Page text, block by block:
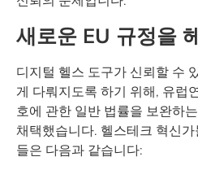
새로운 EU 규정을
디지털 헬스 도구가 신뢰할 수
게 다뤄지도록 하기 위해, 유럽
호에 관한 일반 법률을 보완하
채택했습니다. 헬스테크 혁신
들은 다음과 같습니다: